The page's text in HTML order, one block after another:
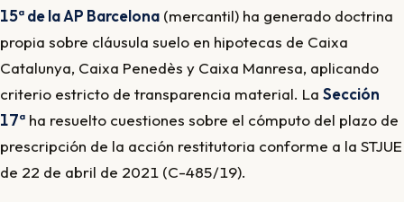
15ª de la AP Barcelona (mercantil) ha generado doctrina
propia sobre cláusula suelo en hipotecas de Caixa
Catalunya, Caixa Penedès y Caixa Manresa, aplicando
criterio estricto de transparencia material. La Sección
17ª ha resuelto cuestiones sobre el cómputo del plazo de
prescripción de la acción restitutoria conforme a la STJUE
de 22 de abril de 2021 (C-485/19).